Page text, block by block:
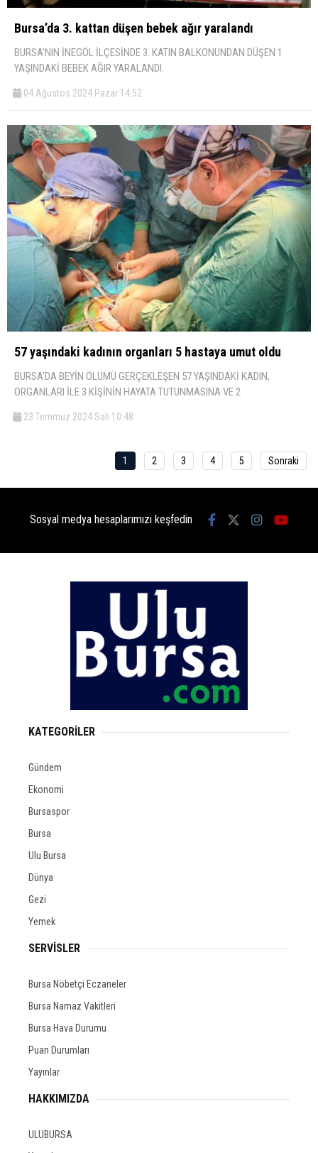
Bursa’da 3. kattan düşen bebek ağır yaralandı
BURSA'NIN İNEGÖL İLÇESİNDE 3. KATIN BALKONUNDAN DÜŞEN 1
YAŞINDAKİ BEBEK AĞIR YARALANDI.
04 Ağustos 2024 Pazar 14:52
57 yaşındaki kadının organları 5 hastaya umut oldu
BURSA’DA BEYİN ÖLÜMÜ GERÇEKLEŞEN 57 YAŞINDAKİ KADIN,
ORGANLARI İLE 3 KİŞİNİN HAYATA TUTUNMASINA VE 2
23 Temmuz 2024 Salı 10:48
1 2 3 4 5 Sonraki
Sosyal medya hesaplarımızı keşfedin
KATEGORİLER
Gündem
Ekonomi
Bursaspor
Bursa
Ulu Bursa
Dünya
Gezi
Yemek
SERVİSLER
Bursa Nöbetçi Eczaneler
Bursa Namaz Vakitleri
Bursa Hava Durumu
Puan Durumları
Yayınlar
HAKKIMIZDA
ULUBURSA